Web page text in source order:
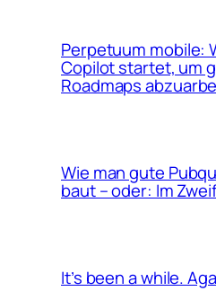
Perpetuum mobile:
Copilot startet, um
Roadmaps
Wie man gute
baut – oder: Im
It’s been a while.